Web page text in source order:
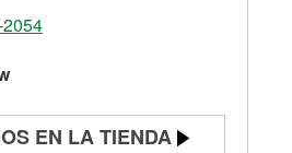
EN LA TIENDA